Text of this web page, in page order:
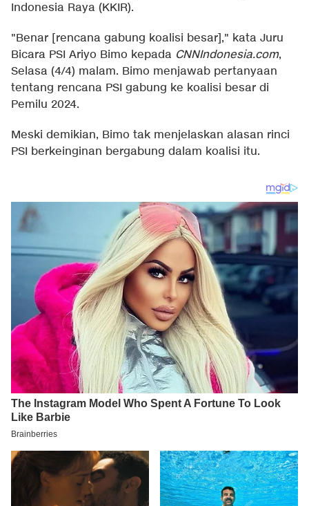
Indonesia Raya (KKIR).
"Benar [rencana gabung koalisi besar]," kata Juru
Bicara PSI Ariyo Bimo kepada CNNIndonesia.com,
Selasa (4/4) malam. Bimo menjawab pertanyaan
tentang rencana PSI gabung ke koalisi besar di
Pemilu 2024.
Meski demikian, Bimo tak menjelaskan alasan rinci
PSI berkeinginan bergabung dalam koalisi itu.